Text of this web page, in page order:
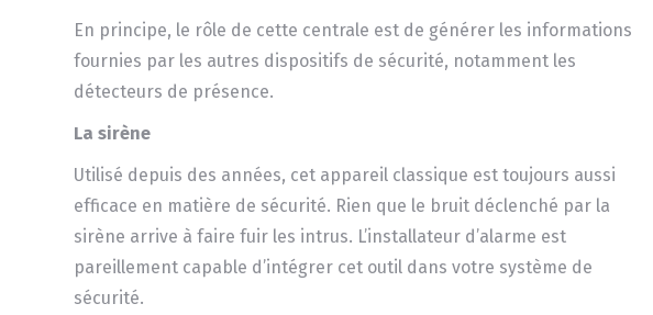
En principe, le rôle de cette centrale est de générer les informations
fournies par les autres dispositifs de sécurité, notamment les
détecteurs de présence.
La sirène
Utilisé depuis des années, cet appareil classique est toujours aussi
efficace en matière de sécurité. Rien que le bruit déclenché par la
sirène arrive à faire fuir les intrus. L’installateur d’alarme est
pareillement capable d’intégrer cet outil dans votre système de
sécurité.